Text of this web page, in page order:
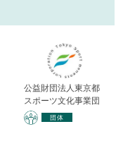
公益財団法人東京都
スポーツ文化事業団
団体